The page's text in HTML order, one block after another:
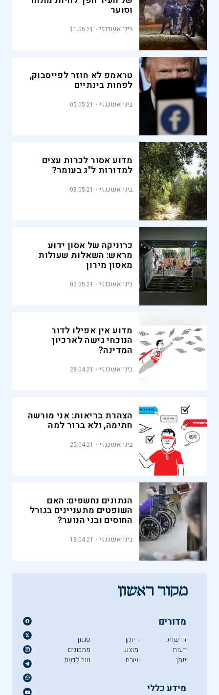
וסוער
ביני אשכנזי 11.05.21
טראמפ לא חוזר לפייסבוק,
לפחות בינתיים
ביני אשכנזי 05.05.21
מדוע אסור לכרות עצים
למדורות ל"ג בעומר?
ביני אשכנזי 03.05.21
כרוניקה של אסון ידוע
מראש: השאלות שעולות
מאסון מירון
ביני אשכנזי 02.05.21
מדוע אין אפילו לדור
הנוכחי גישה לארכיון
המדינה?
ביני אשכנזי 28.04.21
הצהרת בריאות: אני מורשה
חתימה, ולא ברור למה
ביני אשכנזי 25.04.21
הנתונים נחשפים: האם
השופטים מתעניינים בגורל
החוסים ובני הנוער?
ביני אשכנזי 13.04.21
מדורים
חדשות
דעות
יומן
דיוקן
מוצש
שבת
סגנון
מתכונים
טוב לדעת
מידע כללי